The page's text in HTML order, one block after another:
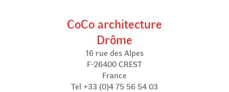
CoCo architecture
Drôme
16 rue des Alpes
F-26400 CREST
France
Tel +33 (0)4 75 56 54 03